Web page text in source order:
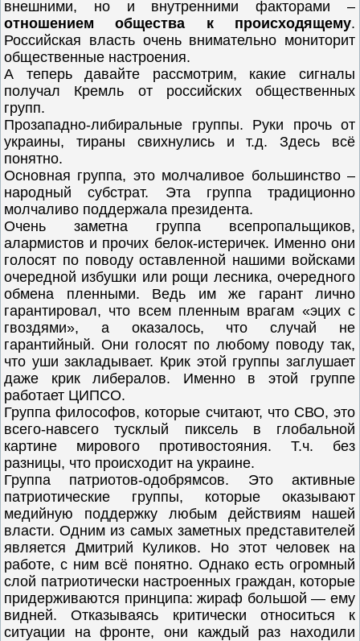
внешними, но и внутренними факторами –
отношением общества к происходящему.
Российская власть очень внимательно мониторит
общественные настроения.
А теперь давайте рассмотрим, какие сигналы
получал Кремль от российских общественных
групп.
Прозападно-либиральные группы. Руки прочь от
украины, тираны свихнулись и т.д. Здесь всё
понятно.
Основная группа, это молчаливое большинство –
народный субстрат. Эта группа традиционно
молчаливо поддержала президента.
Очень заметна группа всепропальщиков,
алармистов и прочих белок-истеричек. Именно они
голосят по поводу оставленной нашими войсками
очередной избушки или рощи лесника, очередного
обмена пленными. Ведь им же гарант лично
гарантировал, что всем пленным врагам «эцих с
гвоздями», а оказалось, что случай не
гарантийный. Они голосят по любому поводу так,
что уши закладывает. Крик этой группы заглушает
даже крик либералов. Именно в этой группе
работает ЦИПСО.
Группа философов, которые считают, что СВО, это
всего-навсего тусклый пиксель в глобальной
картине мирового противостояния. Т.ч. без
разницы, что происходит на украине.
Группа патриотов-одобрямсов. Это активные
патриотические группы, которые оказывают
медийную поддержку любым действиям нашей
власти. Одним из самых заметных представителей
является Дмитрий Куликов. Но этот человек на
работе, с ним всё понятно. Однако есть огромный
слой патриотически настроенных граждан, которые
придерживаются принципа: жираф большой — ему
видней. Отказываясь критически относиться к
ситуации на фронте, они каждый раз находили